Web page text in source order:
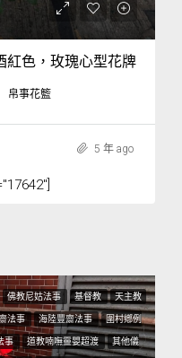
紅色，玫瑰心型花牌
帛事花籃
5 年 ago
佛教尼姑法事 基督教 天主教
法事 海陸豐齋法事 圍村鄕例
事 道教喃嘸靈嬰超渡 其他儀